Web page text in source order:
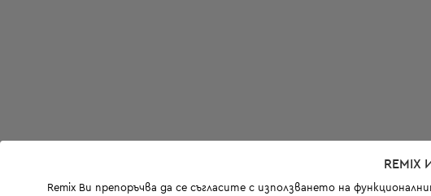
Remix Ви препоръчва да се съгласите с използването на